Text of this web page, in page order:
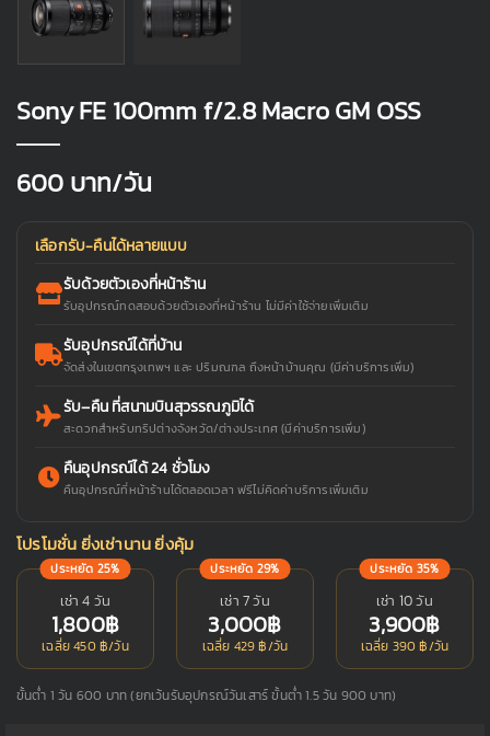
Sony FE 100mm f/2.8 Macro GM OSS
600 บาท/วัน
เลือกรับ-คืนได้หลายแบบ
รับด้วยตัวเองที่หน้าร้าน
รับอุปกรณ์ทดสอบด้วยตัวเองที่หน้าร้าน ไม่มีค่าใช้จ่ายเพิ่มเติม
รับอุปกรณ์ได้ที่บ้าน
จัดส่งในเขตกรุงเทพฯ และ ปริมณฑล ถึงหน้าบ้านคุณ (มีค่าบริการเพิ่ม)
รับ–คืน ที่สนามบินสุวรรณภูมิได้
สะดวกสำหรับทริปต่างจังหวัด/ต่างประเทศ (มีค่าบริการเพิ่ม)
คืนอุปกรณ์ได้ 24 ชั่วโมง
คืนอุปกรณ์ที่หน้าร้านได้ตลอดเวลา ฟรีไม่คิดค่าบริการเพิ่มเติม
โปรโมชั่น ยิ่งเช่านาน ยิ่งคุ้ม
ประหยัด 25%
เช่า 4 วัน
1,800฿
เฉลี่ย 450 ฿/วัน
ประหยัด 29%
เช่า 7 วัน
3,000฿
เฉลี่ย 429 ฿/วัน
ประหยัด 35%
เช่า 10 วัน
3,900฿
เฉลี่ย 390 ฿/วัน
ขั้นต่ำ 1 วัน 600 บาท (ยกเว้นรับอุปกรณ์วันเสาร์ ขั้นต่ำ 1.5 วัน 900 บาท)